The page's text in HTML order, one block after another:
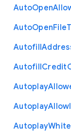
AutoOpen
AutoOpenFile
Autofill
AutofillCredit
Autoplay
Autoplay
Autoplay